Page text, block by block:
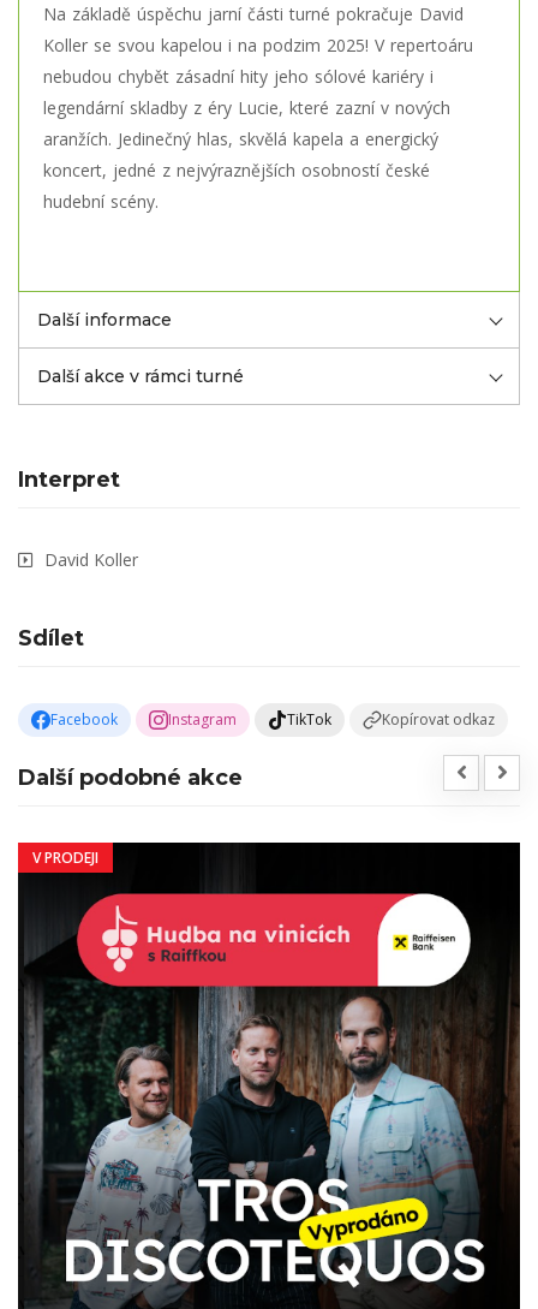
Na základě úspěchu jarní části turné pokračuje David
Koller se svou kapelou i na podzim 2025! V repertoáru
nebudou chybět zásadní hity jeho sólové kariéry i
legendární skladby z éry Lucie, které zazní v nových
aranžích. Jedinečný hlas, skvělá kapela a energický
koncert, jedné z nejvýraznějších osobností české
hudební scény.
Další informace
Další akce v rámci turné
Interpret
David Koller
Sdílet
Facebook Instagram TikTok Kopírovat odkaz
Další podobné akce
V PRODEJI